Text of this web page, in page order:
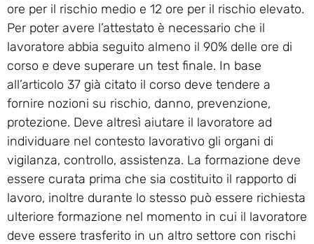
ore per il rischio medio e 12 ore per il rischio elevato.
Per poter avere l’attestato è necessario che il
lavoratore abbia seguito almeno il 90% delle ore di
corso e deve superare un test finale. In base
all’articolo 37 già citato il corso deve tendere a
fornire nozioni su rischio, danno, prevenzione,
protezione. Deve altresì aiutare il lavoratore ad
individuare nel contesto lavorativo gli organi di
vigilanza, controllo, assistenza. La formazione deve
essere curata prima che sia costituito il rapporto di
lavoro, inoltre durante lo stesso può essere richiesta
ulteriore formazione nel momento in cui il lavoratore
deve essere trasferito in un altro settore con rischi